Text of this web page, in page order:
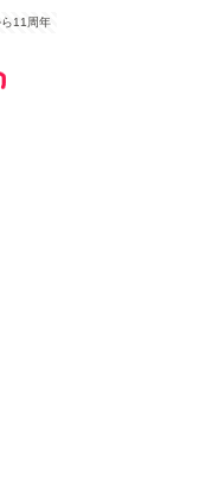
11周年